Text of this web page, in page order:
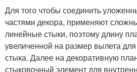
Для того чтобы соединить
частями декора, применяют
линейные стыки, поэтому длину
увеличенной на размер вылета
стыка. Далее на декоративную
стыковочный элемент для